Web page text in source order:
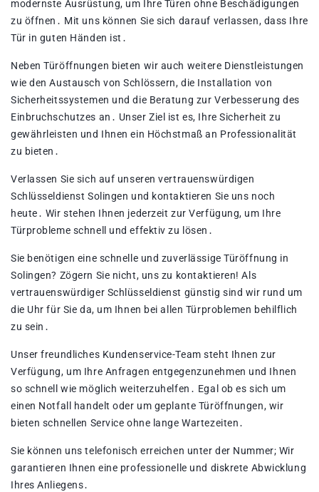
modernste Ausrüstung, um Ihre Türen ohne Beschädigungen
zu öffnen․ Mit uns können Sie sich darauf verlassen, dass Ihre
Tür in guten Händen ist․
Neben Türöffnungen bieten wir auch weitere Dienstleistungen
wie den Austausch von Schlössern, die Installation von
Sicherheitssystemen und die Beratung zur Verbesserung des
Einbruchschutzes an․ Unser Ziel ist es, Ihre Sicherheit zu
gewährleisten und Ihnen ein Höchstmaß an Professionalität
zu bieten․
Verlassen Sie sich auf unseren vertrauenswürdigen
Schlüsseldienst Solingen und kontaktieren Sie uns noch
heute․ Wir stehen Ihnen jederzeit zur Verfügung, um Ihre
Türprobleme schnell und effektiv zu lösen․
Sie benötigen eine schnelle und zuverlässige Türöffnung in
Solingen? Zögern Sie nicht, uns zu kontaktieren!​ Als
vertrauenswürdiger Schlüsseldienst günstig sind wir rund um
die Uhr für Sie da, um Ihnen bei allen Türproblemen behilflich
zu sein․
Unser freundliches Kundenservice-Team steht Ihnen zur
Verfügung, um Ihre Anfragen entgegenzunehmen und Ihnen
so schnell wie möglich weiterzuhelfen․ Egal ob es sich um
einen Notfall handelt oder um geplante Türöffnungen, wir
bieten schnellen Service ohne lange Wartezeiten․
Sie können uns telefonisch erreichen unter der Nummer; Wir
garantieren Ihnen eine professionelle und diskrete Abwicklung
Ihres Anliegens․